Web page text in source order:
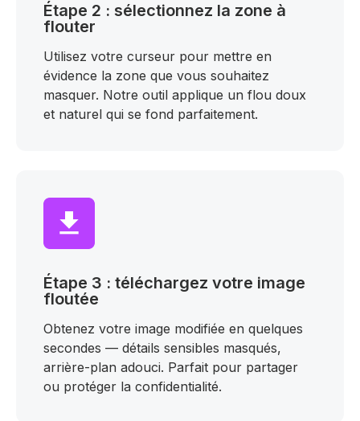
Étape 2 : sélectionnez la zone à
flouter
Utilisez votre curseur pour mettre en
évidence la zone que vous souhaitez
masquer. Notre outil applique un flou doux
et naturel qui se fond parfaitement.
Étape 3 : téléchargez votre image
floutée
Obtenez votre image modifiée en quelques
secondes — détails sensibles masqués,
arrière-plan adouci. Parfait pour partager
ou protéger la confidentialité.